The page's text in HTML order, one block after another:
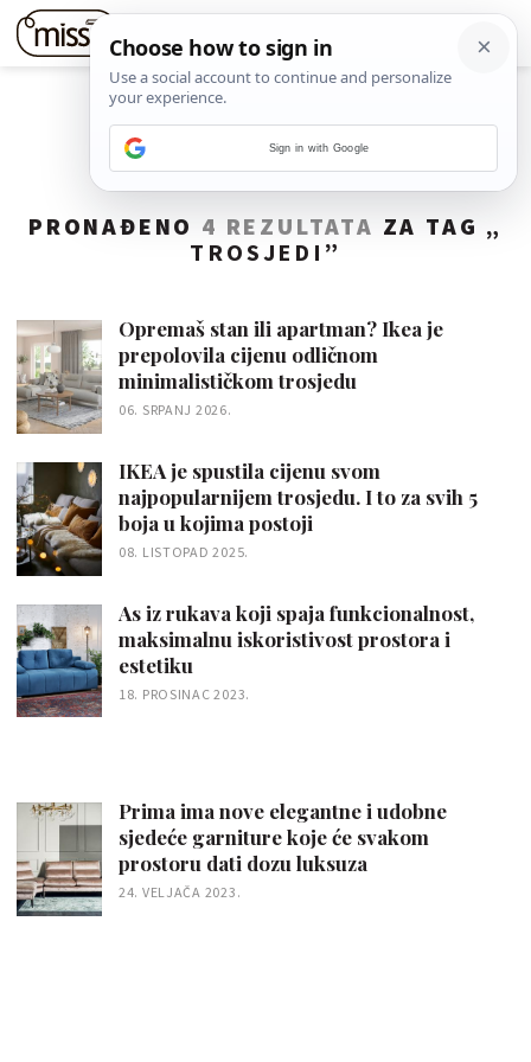
PRONAĐENO 4 REZULTATA ZA TAG „
TROSJEDI ”
Opremaš stan ili apartman? Ikea je
prepolovila cijenu odličnom
minimalističkom trosjedu
06. SRPANJ 2026.
IKEA je spustila cijenu svom
najpopularnijem trosjedu. I to za svih 5
boja u kojima postoji
08. LISTOPAD 2025.
As iz rukava koji spaja funkcionalnost,
maksimalnu iskoristivost prostora i
estetiku
18. PROSINAC 2023.
Prima ima nove elegantne i udobne
sjedeće garniture koje će svakom
prostoru dati dozu luksuza
24. VELJAČA 2023.
Sign in with Google